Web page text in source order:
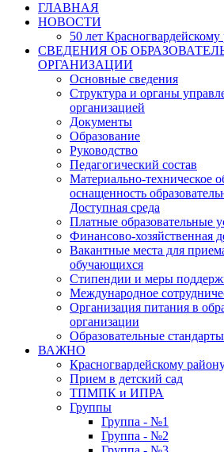
ГЛАВНАЯ
НОВОСТИ
50 лет
СВЕДЕНИЯ ОБ
ОРГАНИЗАЦИИ
Основные сведения
Структура и органы
организацией
Документы
Образование
Руководство
Педагогический состав
Материально-техническое
оснащенность
Доступная среда
Платные образовательные
Финансово-хозяйственная
Вакантные места для
обучающихся
Стипендии и меры
Международное
Организация питания в
организации
Образовательные
ВАЖНО
Красногвардейскому
Прием в детский сад
ТПМПК и ИПРА
Группы
Группа - №1
Группа - №2